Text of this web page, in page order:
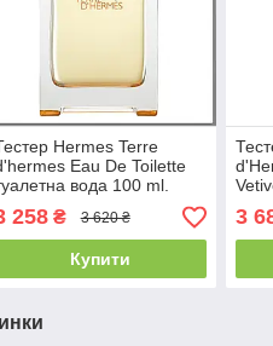
Hermes Terre
Eau De Toilette
вода 100 ml.
Терре Д'Ермес
де Туалет)
258₴ 3 620 ₴
Купити
100
3